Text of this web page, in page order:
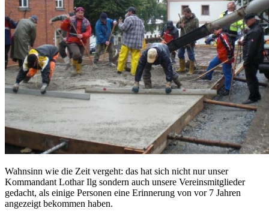
Wahnsinn wie die Zeit vergeht: das hat sich nicht nur unser
Kommandant Lothar Ilg sondern auch unsere Vereinsmitglieder
gedacht, als einige Personen eine Erinnerung von vor 7 Jahren
angezeigt bekommen haben.